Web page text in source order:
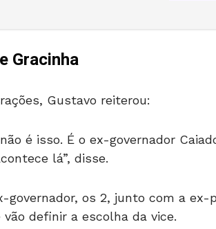
Gracinha
Gustavo reiterou:
é isso. É o ex-governador
lá”, disse.
governador, os 2, junto com a
vão definir a escolha da vice.